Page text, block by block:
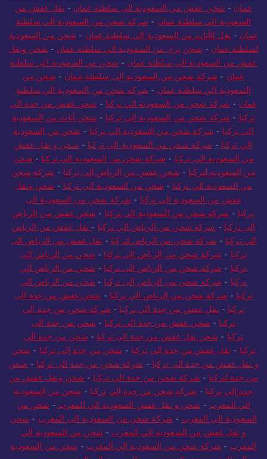
عمان - شحن عفش من السعودية الي سلطنة عمان - نقل عفش من
السعودية الي سلطنة عمان - شركة شحن من السعودية الي سلطنة
عمان - نقل الأثاث من السعودية إلى سلطنة عمان - شحن من السعودية
لسلطنة عمان - شحن بري من السعودية الي سلطنة عمان - شحن ونقل
عفش من السعودية الي سلطنة عمان - شحن من السعودية الى سلطنة
عمان - شركة شحن من السعودية إلى سلطنة عمان - شحن من
السعودية الي سلطنة عمان - شركة شحن من السعودية الي سلطنة
عمان - شركة شحن من السعودية الي تركيا - شحن عفش من جدة الى
تركيا - شركة شحن من السعودية الي تركيا - شحن أثاث من السعودية
الى تركيا - شركة شحن من السعودية الي تركيا - شحن من السعودية
الي تركيا - شركة شحن من السعودية الى تركيا - شحن و نقل عفش
من السعودية الي تركيا - شركة شحن من السعودية الي تركيا - شحن
من السعودية لتركيا - شحن عفش من الرياض الى تركيا - شركة شحن
من السعودية الي تركيا - شحن من السعودية الى تركيا - شحن ونقل
عفش من السعودية الي تركيا - شركة شحن من السعودية الى
تركيا - شركة شحن من السعودية إلى تركيا - شحن عفش من الرياض
الى تركيا - شركة شحن من الرياض الي تركيا - نقل عفش من الرياض
الي تركيا - شركة شحن من الرياض لتركيا - نقل عفش من الرياض الى
تركيا - شركة شحن من الرياض الى تركيا - شحن من الرياض الى
تركيا - شركة شحن من الرياض الى تركيا - شحن من الرياض الي
تركيا - شركة شحن من الرياض إلى تركيا - شحن من الرياض الي
تركيا - شركة شحن من الرياض الي تركيا - شحن عفش من جدة الى
تركيا - نقل عفش من جدة الى تركيا - شركة شحن من جدة الى
تركيا - شحن عفش من جدة الي تركيا - شحن من جدة الى
تركيا - شحن نقل عفش من جدة الى تركيا - شحن من جدة الي
تركيا - نقل عفش من جدة الى تركيا - شحن من جدة إلى تركيا - شحن
و نقل عفش من جدة الى تركيا - شركة شحن من جدة الى تركيا - شحن
من جدة لتركيا - شركة شحن من جدة الي تركيا - شحن ونقل عفش من
جدة إلى تركيا - شركة شحن من جدة الي تركيا - شحن من السعودية
الي المغرب - شحن و نقل عفش السعودية الي المغرب - شحن من
السعودية الي المغرب - شركة شحن من السعودية الى المغرب - شحن
و نقل عفش من السعودية الي المغرب - شحن من السعودية الي
المغرب - شركة شحن من السعودية الي المغرب - شحن من السعودية